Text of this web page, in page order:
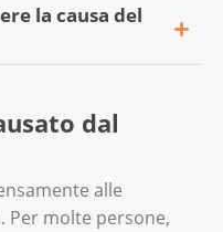
la causa del
tra il
se la malattia
affronta lo
dal
alle
Per molte persone,